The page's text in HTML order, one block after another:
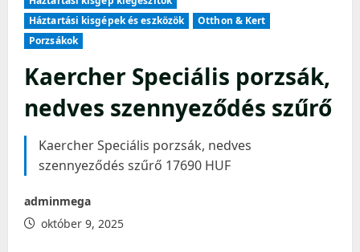
Háztartási kisgépek és eszközök
Otthon & Kert
Porzsákok
Kaercher Speciális porzsák,
nedves szennyeződés szűrő
Kaercher Speciális porzsák, nedves
szennyeződés szűrő 17690 HUF
adminmega
október 9, 2025